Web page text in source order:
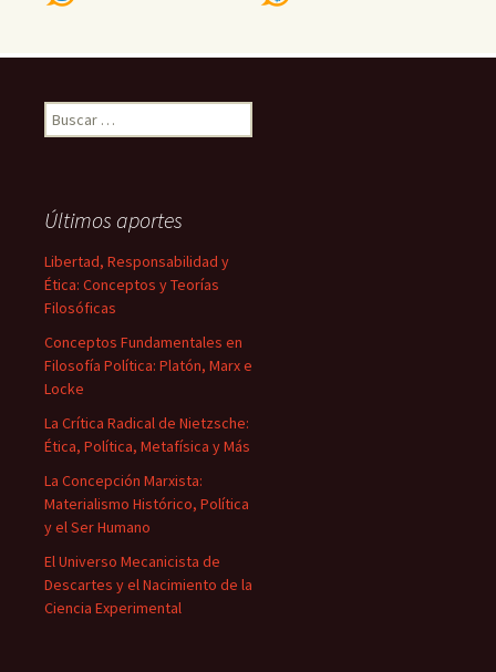
Buscar:
Últimos aportes
Libertad, Responsabilidad y
Ética: Conceptos y Teorías
Filosóficas
Conceptos Fundamentales en
Filosofía Política: Platón, Marx e
Locke
La Crítica Radical de Nietzsche:
Ética, Política, Metafísica y Más
La Concepción Marxista:
Materialismo Histórico, Política
y el Ser Humano
El Universo Mecanicista de
Descartes y el Nacimiento de la
Ciencia Experimental